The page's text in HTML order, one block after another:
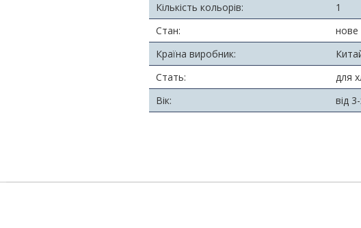
Кількість кольорів:
1
Стан:
нове
Країна виробник:
Стать:
для
Вік:
від